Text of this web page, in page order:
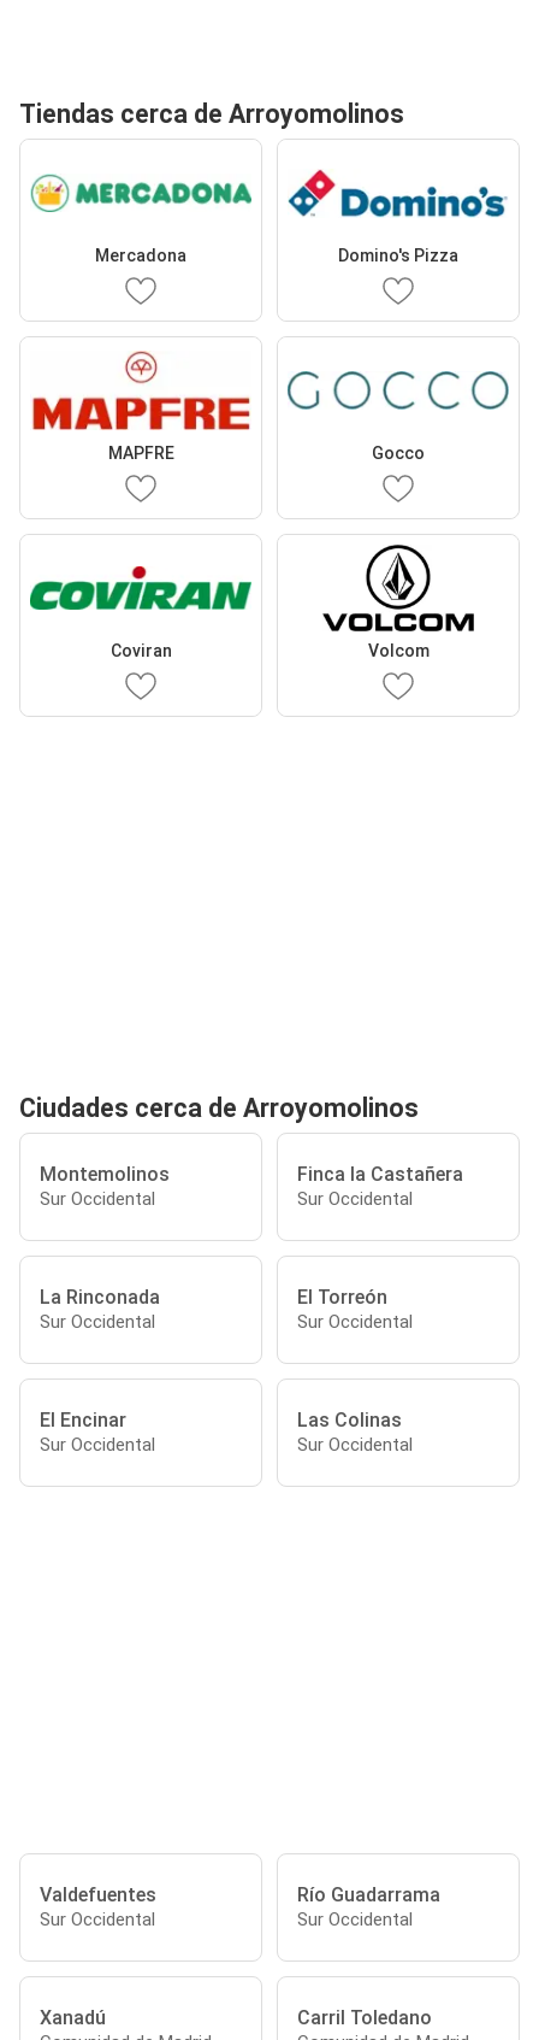
Tiendas cerca de Arroyomolinos
Mercadona Domino's Pizza
MAPFRE Gocco
Coviran Volcom
Ciudades cerca de Arroyomolinos
Montemolinos
Sur Occidental
Finca la Castañera
Sur Occidental
La Rinconada
Sur Occidental
El Torreón
Sur Occidental
El Encinar
Sur Occidental
Las Colinas
Sur Occidental
Valdefuentes
Sur Occidental
Río Guadarrama
Sur Occidental
Xanadú Carril Toledano